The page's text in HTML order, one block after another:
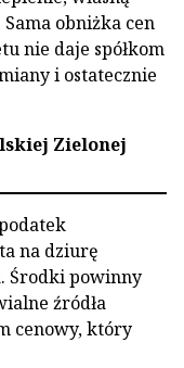
obniżka cen
nie daje spółkom
i ostatecznie
Zielonej
na dziurę
Środki powinny
źródła
cenowy, który